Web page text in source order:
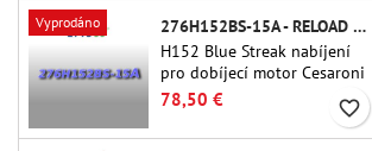
Vyprodáno
276H152BS-15A - RELOAD 38MM CTI
H152 Blue Streak nabíjení
pro dobíjecí motor Cesaroni
P38-2G. 15sekundové
zpoždění je nastavitelné
pomocí nástroje ProDAT 38
78,50 € favorite_border